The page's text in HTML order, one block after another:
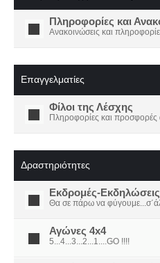
Πληροφορίες και
Ανακοινώσεις και
Επαγγελματίες
Φίλοι της Λέσχης
Πληροφορίες και προσφορές
Δραστηριότητες
Εκδρομές-Εκδηλώσεις
Θα σε πάρω να
Αγώνες 4x4
5...4...3...2...1....GO !!!!